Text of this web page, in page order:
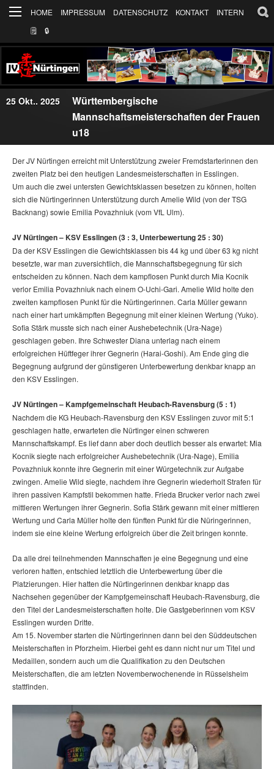
HOME IMPRESSUM DATENSCHUTZ KONTAKT
INTERN
🗒
🔒︎
25 Okt.. 2025
Württembergische
Mannschaftsmeisterschaften der Frauen
u18
Der JV Nürtingen erreicht mit Unterstützung zweier Fremdstarterinnen den
zweiten Platz bei den heutigen Landesmeisterschaften in Esslingen.
Um auch die zwei untersten Gewichtsklassen besetzen zu können, holten
sich die Nürtingerinnen Unterstützung durch Amelie Wild (von der TSG
Backnang) sowie Emilia Povazhniuk (vom VfL Ulm).
JV Nürtingen – KSV Esslingen (3 : 3, Unterbewertung 25 : 30)
Da der KSV Esslingen die Gewichtsklassen bis 44 kg und über 63 kg nicht
besetzte, war man zuversichtlich, die Mannschaftsbegegnung für sich
entscheiden zu können. Nach dem kampflosen Punkt durch Mia Kocnik
verlor Emilia Povazhniuk nach einem O-Uchi-Gari. Amelie Wild holte den
zweiten kampflosen Punkt für die Nürtingerinnen. Carla Müller gewann
nach einer hart umkämpften Begegnung mit einer kleinen Wertung (Yuko).
Sofia Stärk musste sich nach einer Aushebetechnik (Ura-Nage)
geschlagen geben. Ihre Schwester Diana unterlag nach einem
erfolgreichen Hüftfeger ihrer Gegnerin (Harai-Goshi). Am Ende ging die
Begegnung aufgrund der günstigeren Unterbewertung denkbar knapp an
den KSV Esslingen.
JV Nürtingen – Kampfgemeinschaft Heubach-Ravensburg (5 : 1)
Nachdem die KG Heubach-Ravensburg den KSV Esslingen zuvor mit 5:1
geschlagen hatte, erwarteten die Nürtinger einen schweren
Mannschaftskampf. Es lief dann aber doch deutlich besser als erwartet: Mia
Kocnik siegte nach erfolgreicher Aushebetechnik (Ura-Nage), Emilia
Povazhniuk konnte ihre Gegnerin mit einer Würgetechnik zur Aufgabe
zwingen. Amelie Wild siegte, nachdem ihre Gegnerin wiederholt Strafen für
ihren passiven Kampfstil bekommen hatte. Frieda Brucker verlor nach zwei
mittleren Wertungen ihrer Gegnerin. Sofia Stärk gewann mit einer mittleren
Wertung und Carla Müller holte den fünften Punkt für die Nüringerinnen,
indem sie eine kleine Wertung erfolgreich über die Zeit bringen konnte.
Da alle drei teilnehmenden Mannschaften je eine Begegnung und eine
verloren hatten, entschied letztlich die Unterbewertung über die
Platzierungen. Hier hatten die Nürtingerinnen denkbar knapp das
Nachsehen gegenüber der Kampfgemeinschaft Heubach-Ravensburg, die
den Titel der Landesmeisterschaften holte. Die Gastgeberinnen vom KSV
Esslingen wurden Dritte.
Am 15. November starten die Nürtingerinnen dann bei den Süddeutschen
Meisterschaften in Pforzheim. Hierbei geht es dann nicht nur um Titel und
Medaillen, sondern auch um die Qualifikation zu den Deutschen
Meisterschaften, die am letzten Novemberwochenende in Rüsselsheim
stattfinden.